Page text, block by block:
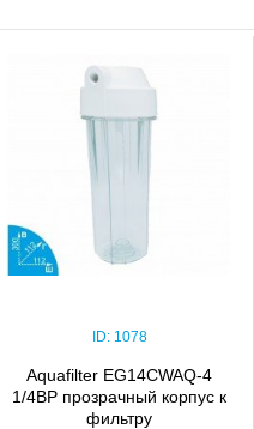
ID: 1078
Aquafilter EG14CWAQ-4
1/4ВР прозрачный корпус к
фильтру